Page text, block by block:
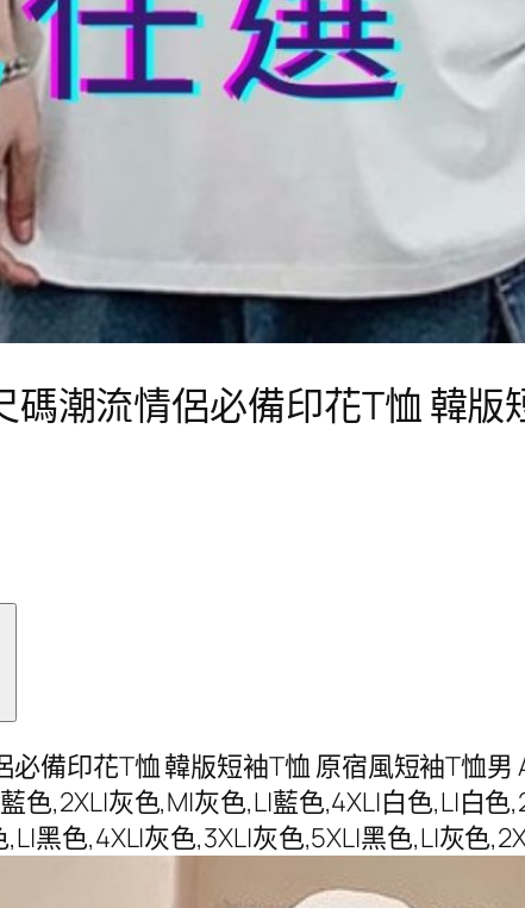
潮流情侶必備印花T恤 韓版
備印花T恤 韓版短袖T恤 原宿風短袖T恤男
色,2XL|灰色,M|灰色,L|藍色,4XL|白色,L|白色
黑色,4XL|灰色,3XL|灰色,5XL|黑色,L|灰色